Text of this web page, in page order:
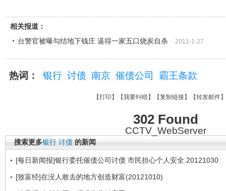
相关报道：
台警官被曝勾结地下钱庄 逼得一家五口烧炭自杀
2011-1-27
热词： 银行 讨债 南京 催债公司 霸王条款
【打印 】【我要纠错】【复制链接】【转发邮件
302 Found
CCTV_WebServer
搜索更多银行 讨债 的新闻
[每日新闻报]银行委托催债公司讨债 市民担心个人安全 20121030
[致富经]在没人敢去的地方创造财富(20121010)